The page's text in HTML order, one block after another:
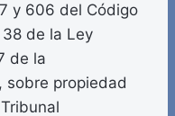
y 606 del Código
38 de la Ley
de la
sobre propiedad